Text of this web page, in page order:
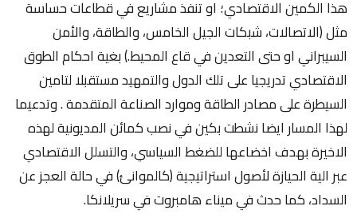
هذا الكمين الاقتصادي؛ او تنفذ مشاريع في قطاعات حساسة
مثل (الاتصالات، شبكات الجيل الخامس، والطاقة، والأمن
السيبراني او حتى التعدين في قاع المحيط.) بغية احكام الطوق
الاقتصادي تدريجيا على تلك الدول والتمهيد مستقبلا لتامين
السيطرة على مصادر الطاقة وموارد الصناعة المتقدمة . وتدعيما
لهذا المسار ايضا نشطت بكين في نصب كمائن المديونية لهذه
الاخيرة بهدف اخضاعها للضغط السياسي، والتسلل الاقتصادي
عبر الية الحيازة لأصول استراتيجية (كالموانئ) في حالة العجز عن
السداد، كما حدث في ميناء هامبروت في سريلانكا.